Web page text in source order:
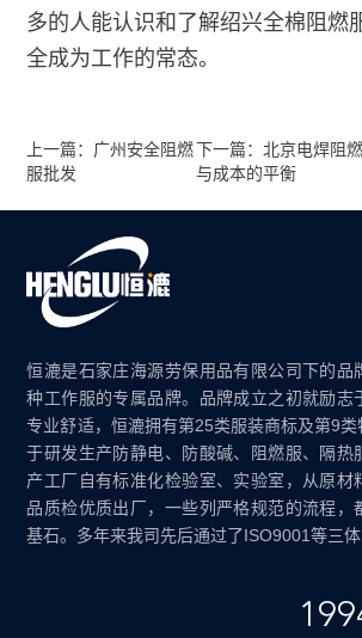
多的人能认识和了解绍兴全棉阻燃
全成为工作的常态。
上一篇：广州安全阻燃
服批发
下一篇：北京电焊阻
与成本的平衡
恒漉是石家庄海源劳保用品有限公司下的品
种工作服的专属品牌。品牌成立之初就励志
专业舒适，恒漉拥有第25类服装商标及第9
于研发生产防静电、防酸碱、阻燃服、隔热
产工厂自有标准化检验室、实验室，从原材
品质检优质出厂，一些列严格规范的流程，
基石。多年来我司先后通过了ISO9001等三